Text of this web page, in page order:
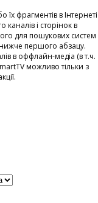
їх фрагментів в Інтернеті
і сторінок в
для пошукових систем
першого абзацу.
в оффлайн-медіа (в т.ч.
можливо тільки з